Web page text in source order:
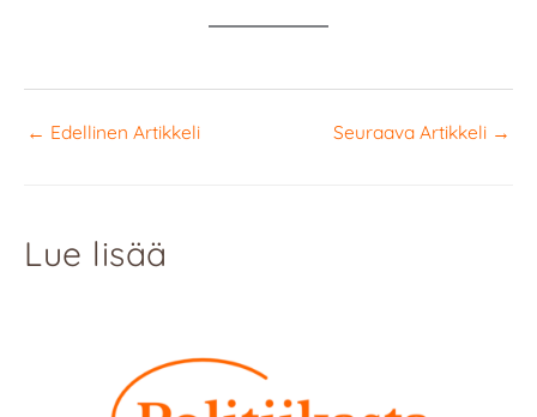
← Edellinen Artikkeli Seuraava Artikkeli →
Lue lisää